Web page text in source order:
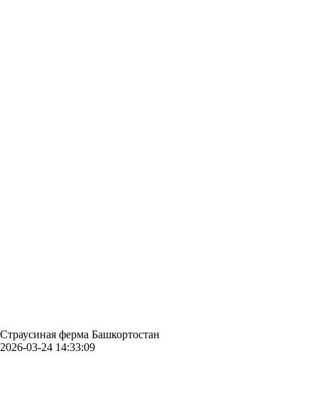
Страусиная ферма Башкортостан
2026-03-24 14:33:09